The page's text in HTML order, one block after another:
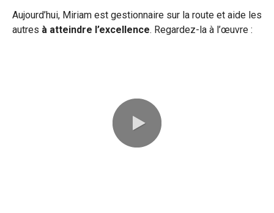
Aujourd’hui, Miriam est gestionnaire sur la route et aide les
autres à atteindre l’excellence. Regardez-la à l’œuvre :